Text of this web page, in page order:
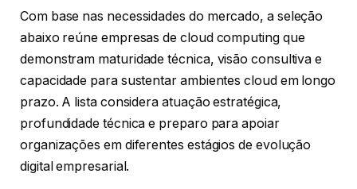
Com base nas necessidades do mercado, a seleção
abaixo reúne empresas de cloud computing que
demonstram maturidade técnica, visão consultiva e
capacidade para sustentar ambientes cloud em longo
prazo. A lista considera atuação estratégica,
profundidade técnica e preparo para apoiar
organizações em diferentes estágios de evolução
digital empresarial.